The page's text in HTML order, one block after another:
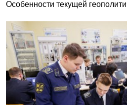
Особенности текущей